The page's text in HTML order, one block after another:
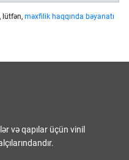
lütfən, məxfilik haqqında bəyanatı
və qapılar üçün vinil